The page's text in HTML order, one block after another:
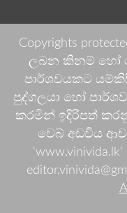
Copyrights
ලබන කිනම් හෝ
පාර්ශවයකට
පුද්ගලයා හෝ
කරමින් ඉදිරිපත්
වෙබ් අඩවිය